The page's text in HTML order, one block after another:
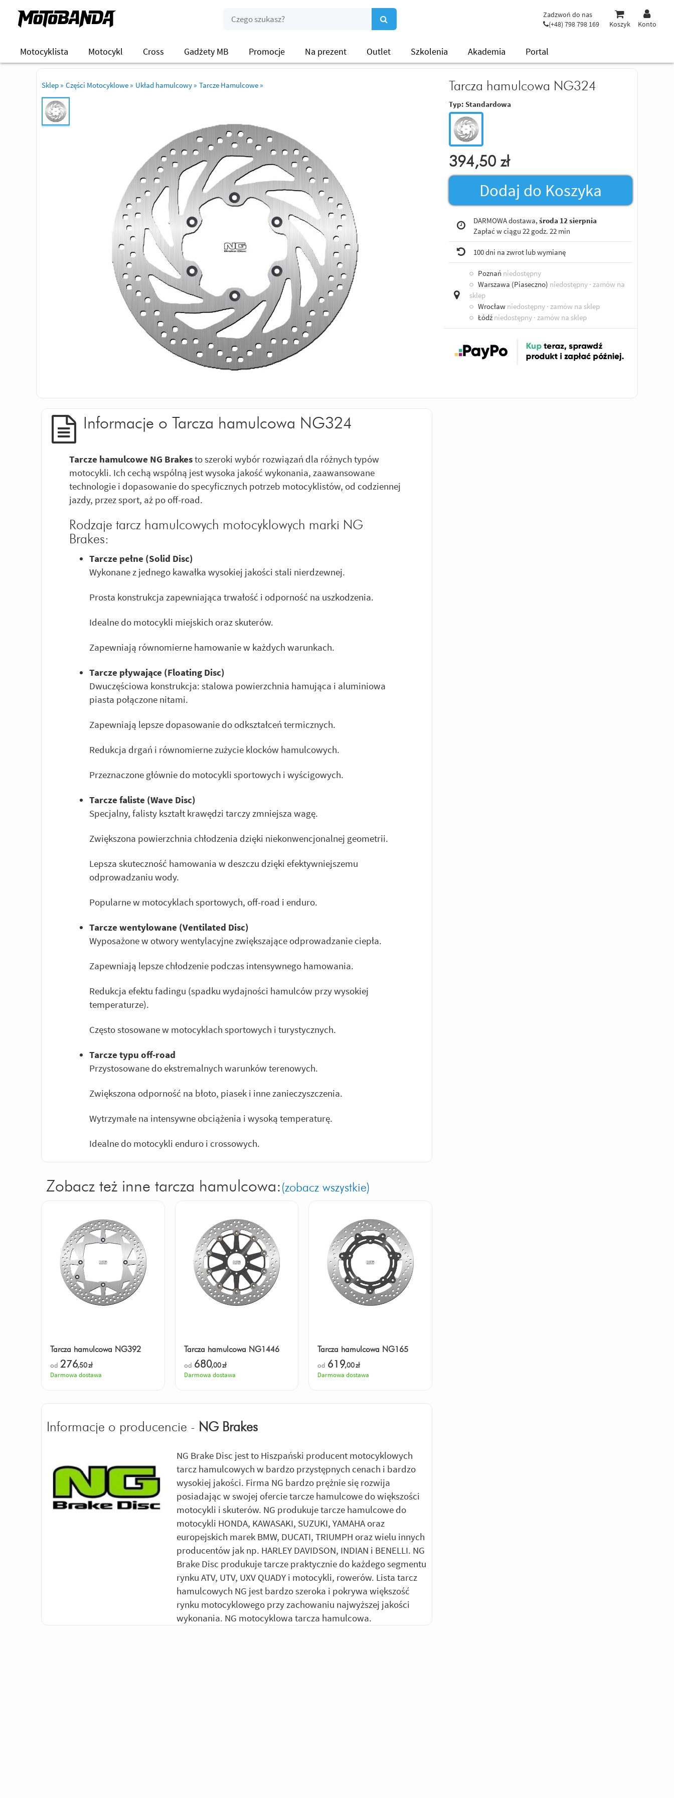
Zadzwoń do nas
(+48) 798 798 169
Koszyk Konto
Motocyklista Motocykl Cross Gadżety MB Promocje Na prezent Outlet Szkolenia Akademia Portal
Sklep » Części Motocyklowe » Układ hamulcowy » Tarcze Hamulcowe » Tarcza hamulcowa NG324
Typ: Standardowa
394,50 zł
Dodaj do Koszyka
DARMOWA dostawa, środa 12 sierpnia
Zapłać w ciągu 22 godz. 22 min
100 dni na zwrot lub wymianę
○ Poznań niedostępny
○ Warszawa (Piaseczno) niedostępny · zamów na
sklep
○ Wrocław niedostępny · zamów na sklep
○ Łódź niedostępny · zamów na sklep
Informacje o Tarcza hamulcowa NG324
Tarcze hamulcowe NG Brakesto szeroki wybór rozwiązań dla różnych typów
motocykli. Ich cechą wspólną jest wysoka jakość wykonania, zaawansowane
technologie i dopasowanie do specyficznych potrzeb motocyklistów, od codziennej
jazdy, przez sport, aż po off-road.
Rodzaje tarcz hamulcowych motocyklowych marki NG
Brakes:
Tarcze pełne (Solid Disc)
Wykonane z jednego kawałka wysokiej jakości stali nierdzewnej.
Prosta konstrukcja zapewniająca trwałość i odporność na uszkodzenia.
Idealne do motocykli miejskich oraz skuterów.
Zapewniają równomierne hamowanie w każdych warunkach.
Tarcze pływające (Floating Disc)
Dwuczęściowa konstrukcja: stalowa powierzchnia hamująca i aluminiowa
piasta połączone nitami.
Zapewniają lepsze dopasowanie do odkształceń termicznych.
Redukcja drgań i równomierne zużycie klocków hamulcowych.
Przeznaczone głównie do motocykli sportowych i wyścigowych.
Tarcze faliste (Wave Disc)
Specjalny, falisty kształt krawędzi tarczy zmniejsza wagę.
Zwiększona powierzchnia chłodzenia dzięki niekonwencjonalnej geometrii.
Lepsza skuteczność hamowania w deszczu dzięki efektywniejszemu
odprowadzaniu wody.
Popularne w motocyklach sportowych, off-road i enduro.
Tarcze wentylowane (Ventilated Disc)
Wyposażone w otwory wentylacyjne zwiększające odprowadzanie ciepła.
Zapewniają lepsze chłodzenie podczas intensywnego hamowania.
Redukcja efektu fadingu (spadku wydajności hamulców przy wysokiej
temperaturze).
Często stosowane w motocyklach sportowych i turystycznych.
Tarcze typu off-road
Przystosowane do ekstremalnych warunków terenowych.
Zwiększona odporność na błoto, piasek i inne zanieczyszczenia.
Wytrzymałe na intensywne obciążenia i wysoką temperaturę.
Idealne do motocykli enduro i crossowych.
Zobacz też inne tarcza hamulcowa: (zobacz wszystkie)
Tarcza hamulcowa NG392
od 276,50zł
Darmowa dostawa
Tarcza hamulcowa NG1446
od 680,00zł
Darmowa dostawa
Tarcza hamulcowa NG165
od 619,00zł
Darmowa dostawa
Informacje o producencie - NG Brakes
NG Brake Disc jest to Hiszpański producent motocyklowych
tarcz hamulcowych w bardzo przystępnych cenach i bardzo
wysokiej jakości. Firma NG bardzo prężnie się rozwija
posiadając w swojej ofercie tarcze hamulcowe do większości
motocykli i skuterów. NG produkuje tarcze hamulcowe do
motocykli HONDA, KAWASAKI, SUZUKI, YAMAHA oraz
europejskich marek BMW, DUCATI, TRIUMPH oraz wielu innych
producentów jak np. HARLEY DAVIDSON, INDIAN i BENELLI. NG
Brake Disc produkuje tarcze praktycznie do każdego segmentu
rynku ATV, UTV, UXV QUADY i motocykli, rowerów. Lista tarcz
hamulcowych NG jest bardzo szeroka i pokrywa większość
rynku motocyklowego przy zachowaniu najwyższej jakości
wykonania. NG motocyklowa tarcza hamulcowa.